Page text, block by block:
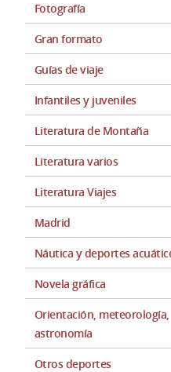
Fotografía
Gran formato
Guías de viaje
Infantiles y juveniles
Literatura de Montaña
Literatura varios
Literatura Viajes
Madrid
Náutica y deportes
Novela gráfica
Orientación, meteorología,
astronomía
Otros deportes